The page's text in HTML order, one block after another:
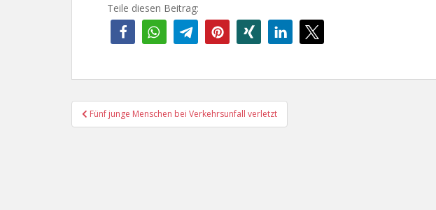
Teile diesen Beitrag:
Beitragsnavigation
Fünf junge Menschen bei Verkehrsunfall verletzt